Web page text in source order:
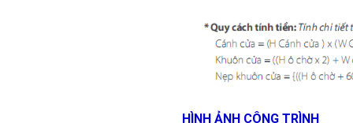
HÌNH ẢNH CÔNG TRÌNH